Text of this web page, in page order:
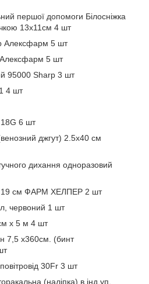
першої допомоги Білосніжка
13х11см 4 шт
Алексфарм 5 шт
5 шт
95000 Sharp 3 шт
4 шт
6 шт
джгут) 2.5х40 см
дихання одноразовий
19 см ФАРМ ХЕЛПЕР 2 шт
червоний 1 шт
х 5 м 4 шт
7,5 х360см. (бинт
30Fr 3 шт
(наліпка) в інд.уп.